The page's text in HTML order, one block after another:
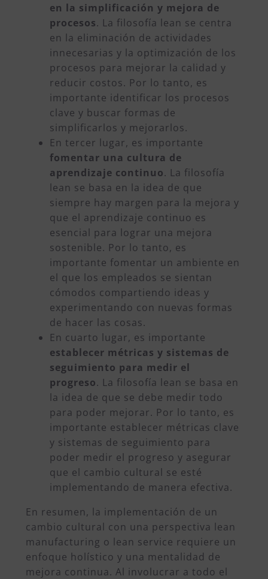
en la simplificación y mejora de
procesos. La filosofía lean se centra
en la eliminación de actividades
innecesarias y la optimización de los
procesos para mejorar la calidad y
reducir costos. Por lo tanto, es
importante identificar los procesos
clave y buscar formas de
simplificarlos y mejorarlos.
En tercer lugar, es importante
fomentar una cultura de
aprendizaje continuo. La filosofía
lean se basa en la idea de que
siempre hay margen para la mejora y
que el aprendizaje continuo es
esencial para lograr una mejora
sostenible. Por lo tanto, es
importante fomentar un ambiente en
el que los empleados se sientan
cómodos compartiendo ideas y
experimentando con nuevas formas
de hacer las cosas.
En cuarto lugar, es importante
establecer métricas y sistemas de
seguimiento para medir el
progreso. La filosofía lean se basa en
la idea de que se debe medir todo
para poder mejorar. Por lo tanto, es
importante establecer métricas clave
y sistemas de seguimiento para
poder medir el progreso y asegurar
que el cambio cultural se esté
implementando de manera efectiva.
En resumen, la implementación de un
cambio cultural con una perspectiva lean
manufacturing o lean service requiere un
enfoque holístico y una mentalidad de
mejora continua. Al involucrar a todo el